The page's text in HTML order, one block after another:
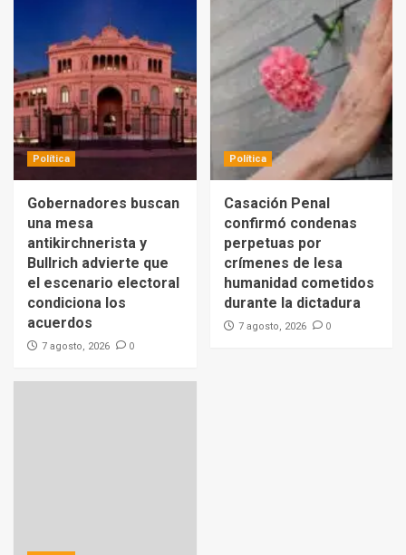
Política
Gobernadores buscan
una mesa
antikirchnerista y
Bullrich advierte que
el escenario electoral
condiciona los
acuerdos
7 agosto, 2026 0
Política
Casación Penal
confirmó condenas
perpetuas por
crímenes de lesa
humanidad cometidos
durante la dictadura
7 agosto, 2026 0